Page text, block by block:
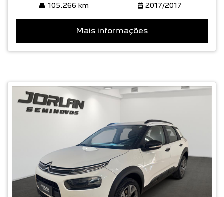
105.266 km 2017/2017
Mais informações